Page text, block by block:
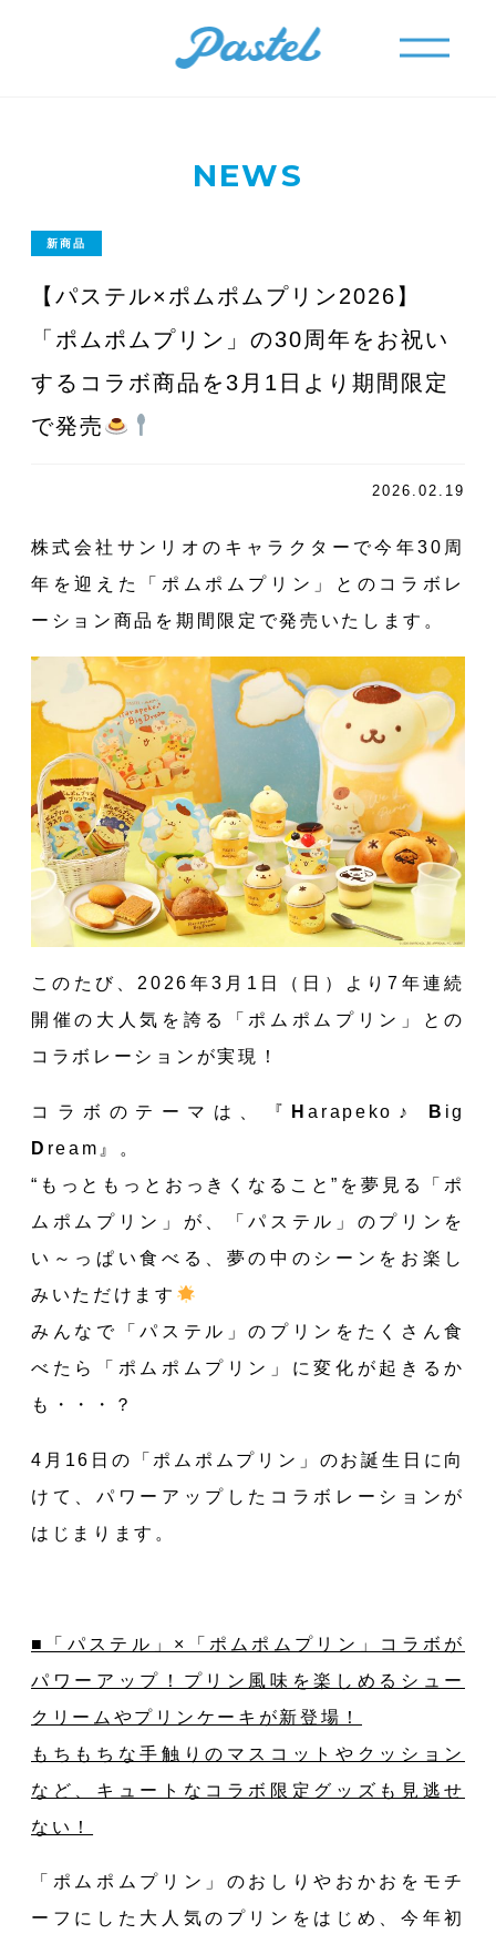
メニュー
NEWS
新商品
【パステル×ポムポムプリン2026】
「ポムポムプリン」の30周年をお祝い
するコラボ商品を3月1日より期間限定
で発売
2026.02.19
株式会社サンリオのキャラクターで今年30周
年を迎えた「ポムポムプリン」とのコラボレ
ーション商品を期間限定で発売いたします。
このたび、2026年3月1日（日）より7年連続
開催の大人気を誇る「ポムポムプリン」との
コラボレーションが実現！
コラボのテーマは、『 Harapeko♪ B ig
D ream』。
“もっともっとおっきくなること”を夢見る「ポ
ムポムプリン」が、「パステル」のプリンを
い～っぱい食べる、夢の中のシーンをお楽し
みいただけます
みんなで「パステル」のプリンをたくさん食
べたら「ポムポムプリン」に変化が起きるか
も・・・？
4月16日の「ポムポムプリン」のお誕生日に向
けて、パワーアップしたコラボレーションが
はじまります。
■「パステル」×「ポムポムプリン」コラボが
パワーアップ！プリン風味を楽しめるシュー
クリームやプリンケーキが新登場！
もちもちな手触りのマスコットやクッション
など、キュートなコラボ限定グッズも見逃せ
ない！
「ポムポムプリン」のおしりやおかおをモチ
ーフにした大人気のプリンをはじめ、今年初